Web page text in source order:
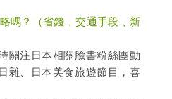
嗎？（省錢﹑交通手段﹑新
關注日本相關臉書粉絲團動
雜、日本美食旅遊節目，喜